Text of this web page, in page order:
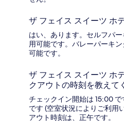
ザ フェイス スイーツ ホ
はい、あります。セルフパ
用可能です。バレーパーキ
可能です。
ザ フェイス スイーツ ホ
クアウトの時刻を教えて
チェックイン開始は 15:00
です (空室状況によりご利用
アウト時刻は、正午です。